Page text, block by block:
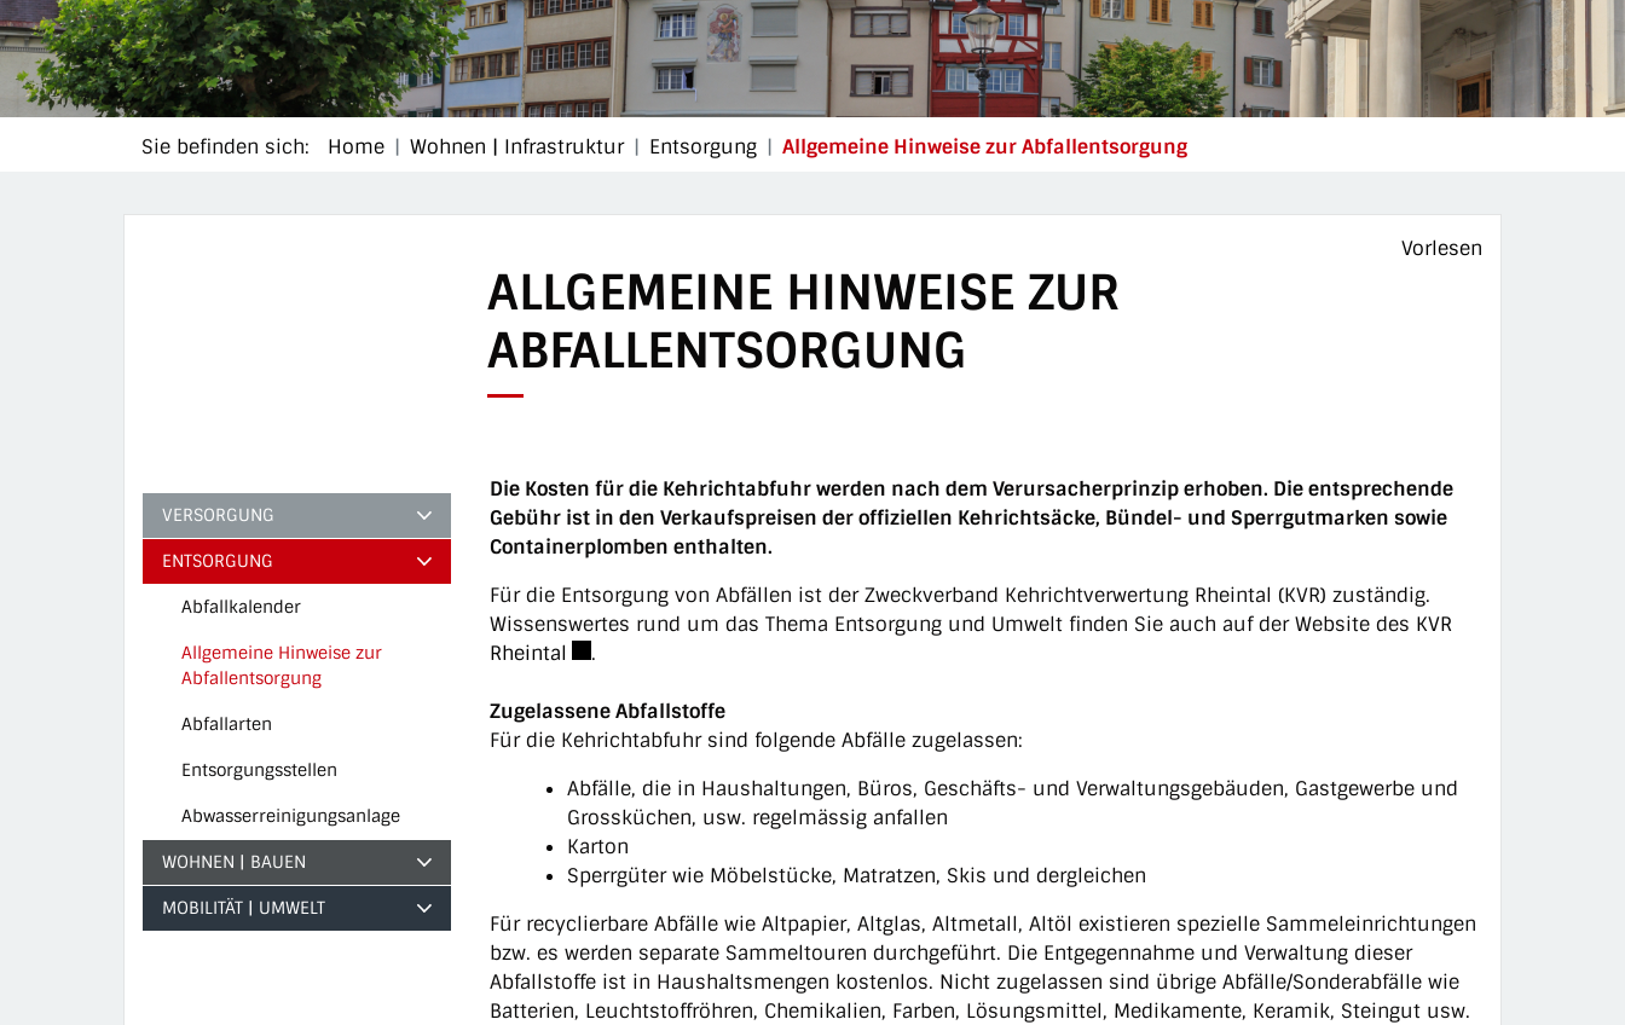
Sie befinden sich: Home Wohnen | Infrastruktur Entsorgung Allgemeine Hinweise zur Abfallentsorgung(ausgewählt)
Vorlesen
ALLGEMEINE HINWEISE ZUR
ABFALLENTSORGUNG
VERSORGUNG
ENTSORGUNG
Abfallkalender
Allgemeine Hinweise zur
Abfallentsorgung
(ausgewählt)
Abfallarten
Entsorgungsstellen
Abwasserreinigungsanlage
WOHNEN | BAUEN
MOBILITÄT | UMWELT
Die Kosten für die Kehrichtabfuhr werden nach dem Verursacherprinzip erhoben. Die entsprechende
Gebühr ist in den Verkaufspreisen der offiziellen Kehrichtsäcke, Bündel- und Sperrgutmarken sowie
Containerplomben enthalten.
Für die Entsorgung von Abfällen ist der Zweckverband Kehrichtverwertung Rheintal (KVR) zuständig.
Wissenswertes rund um das Thema Entsorgung und Umwelt finden Sie auch auf der Website des KVR
Rheintal Externer Link wird in einem neuen Fenster geöffnet.
.
Zugelassene Abfallstoffe
Für die Kehrichtabfuhr sind folgende Abfälle zugelassen:
Abfälle, die in Haushaltungen, Büros, Geschäfts- und Verwaltungsgebäuden, Gastgewerbe und
Grossküchen, usw. regelmässig anfallen
Karton
Sperrgüter wie Möbelstücke, Matratzen, Skis und dergleichen
Für recyclierbare Abfälle wie Altpapier, Altglas, Altmetall, Altöl existieren spezielle Sammeleinrichtungen
bzw. es werden separate Sammeltouren durchgeführt. Die Entgegennahme und Verwaltung dieser
Abfallstoffe ist in Haushaltsmengen kostenlos. Nicht zugelassen sind übrige Abfälle/Sonderabfälle wie
Batterien, Leuchtstoffröhren, Chemikalien, Farben, Lösungsmittel, Medikamente, Keramik, Steingut usw.